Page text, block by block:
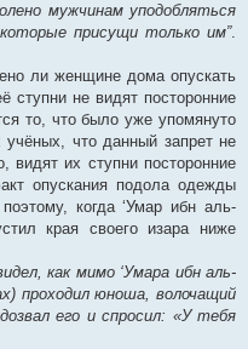
мужчинам уподобляться
присущи только им”.
ли женщине дома опускать
ступни не видят посторонние
то, что было уже упомянуто
что данный запрет не
видят их ступни посторонние
опускания подола одежды
когда ‘Умар ибн аль-
края своего изара ниже
как мимо ‘Умара ибн аль-
проходил юноша, волочащий
его и спросил: «У тебя